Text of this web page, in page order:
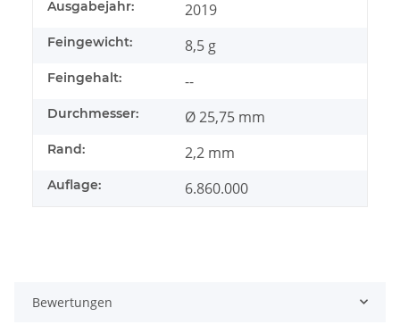
Ausgabejahr: 2019
Feingewicht: 8,5 g
Feingehalt: --
Durchmesser: Ø 25,75 mm
Rand: 2,2 mm
Auflage: 6.860.000
Bewertungen